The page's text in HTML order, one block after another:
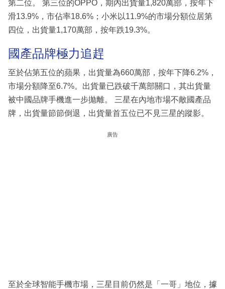
第二位。 第三位的OPPO，期內出貨量1,820萬部，按年下
滑13.9%，市佔率18.6%；小米以11.9%的市場分額位居第
四位，出貨量1,170萬部，按年跌19.3%。
國產品牌極力追趕
至於佔第五位的蘋果，出貨量為660萬部，按年下降6.2%，
市場分額降至6.7%。出貨量已跌破千萬部關口，其出貨量
被中國品牌手機進一步拋離。 三星在內地市場不敵國產品
牌，出貨量節節倒退，出貨量首五位已不見三星的蹤影。
廣告
至於全球智能手機市場，三星目前仍然是「一哥」地位，據